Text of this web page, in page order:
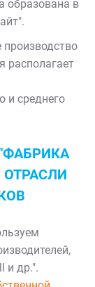
образована в
производство
располагает
и среднего
ОТРАСЛИ
и др.".